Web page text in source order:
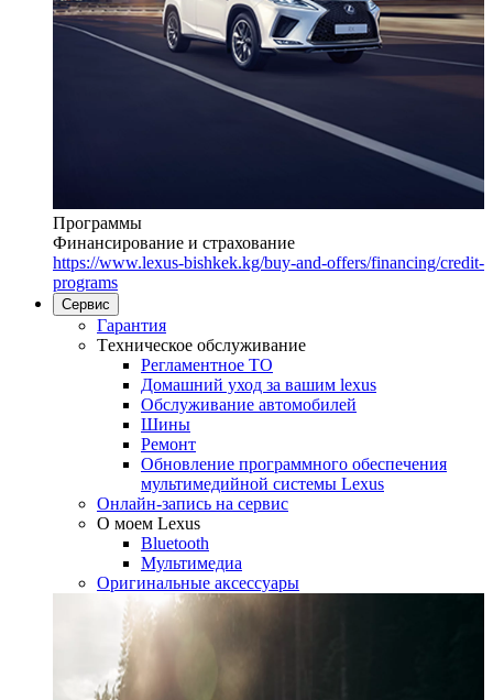
Программы
Финансирование и страхование
https://www.lexus-bishkek.kg/buy-and-offers/financing/credit-
programs
Сервис
Гарантия
Tехническое обслуживание
Регламентное ТО
Домашний уход за вашим lexus
Oбслуживание автомобилей
Шины
Ремонт
Обновление программного обеспечения
мультимедийной системы Lexus
Онлайн-запись на сервис
O моем Lexus
Bluetooth
Mультимедиа
Оригинальные аксессуары